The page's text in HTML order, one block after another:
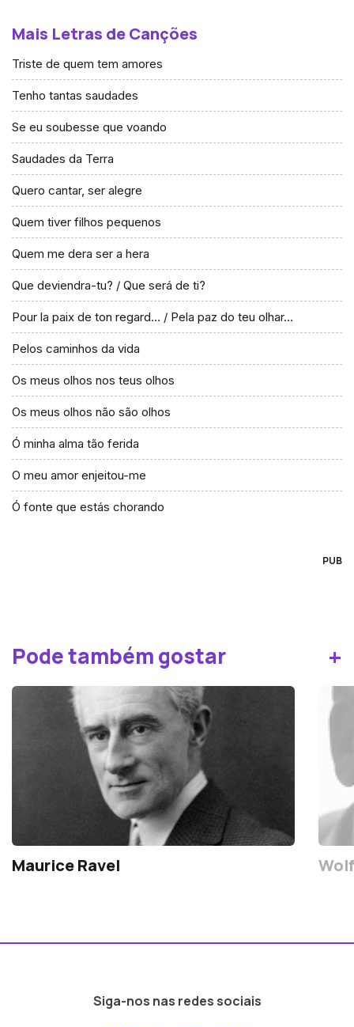
Mais Letras de Canções
Triste de quem tem amores
Tenho tantas saudades
Se eu soubesse que voando
Saudades da Terra
Quero cantar, ser alegre
Quem tiver filhos pequenos
Quem me dera ser a hera
Que deviendra-tu? / Que será de ti?
Pour la paix de ton regard… / Pela paz do teu olhar…
Pelos caminhos da vida
Os meus olhos nos teus olhos
Os meus olhos não são olhos
Ó minha alma tão ferida
O meu amor enjeitou-me
Ó fonte que estás chorando
PUB
Pode também gostar +
Maurice Ravel
Siga-nos nas redes sociais